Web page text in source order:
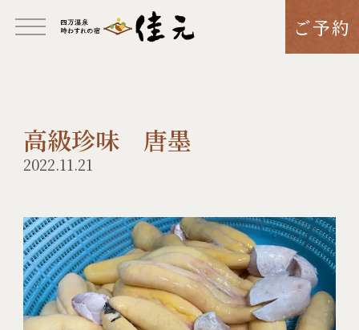
ご予約
高級珍味 唐墨
2022.11.21